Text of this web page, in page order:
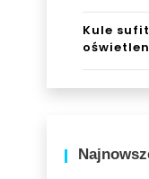
Kule